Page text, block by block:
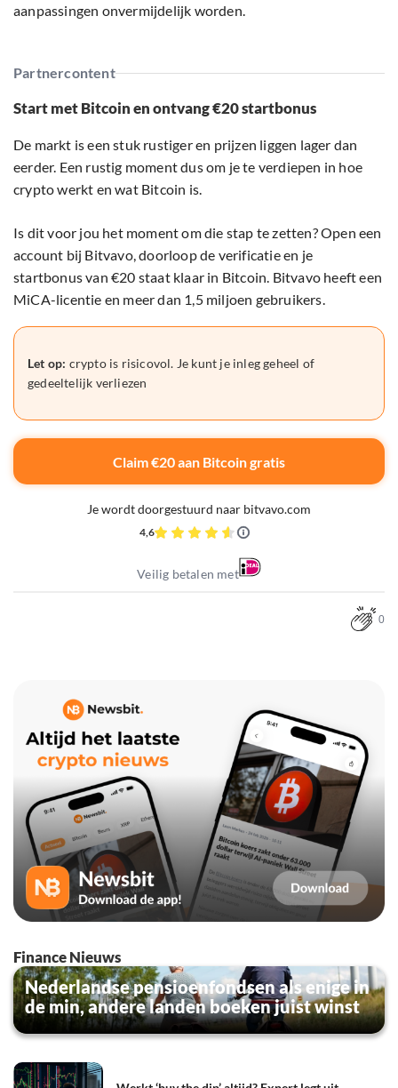
aanpassingen onvermijdelijk worden.
Partnercontent
Start met Bitcoin en ontvang €20 startbonus
De markt is een stuk rustiger en prijzen liggen lager dan
eerder. Een rustig moment dus om je te verdiepen in hoe
crypto werkt en wat Bitcoin is.
Is dit voor jou het moment om die stap te zetten? Open een
account bij Bitvavo, doorloop de verificatie en je
startbonus van €20 staat klaar in Bitcoin. Bitvavo heeft een
MiCA-licentie en meer dan 1,5 miljoen gebruikers.
Let op: crypto is risicovol. Je kunt je inleg geheel of
gedeeltelijk verliezen
Claim €20 aan Bitcoin gratis
Je wordt doorgestuurd naar bitvavo.com
4,6
Veilig betalen met
0
Finance Nieuws
Nederlandse pensioenfondsen als enige in
de min, andere landen boeken juist winst